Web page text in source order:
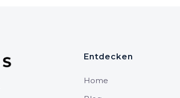
Entdecken
Home